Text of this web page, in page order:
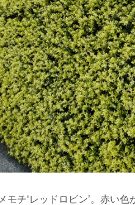
チ‘レッドロビン’。赤い色